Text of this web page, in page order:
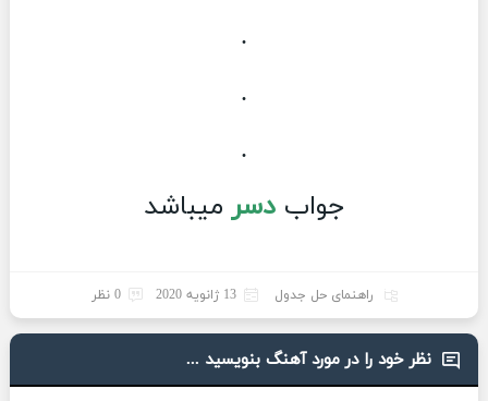
.
.
.
جوابدسر میباشد
راهنمای حل جدول 13 ژانویه 2020 0 نظر
نظر خود را در مورد آهنگ بنویسید ...